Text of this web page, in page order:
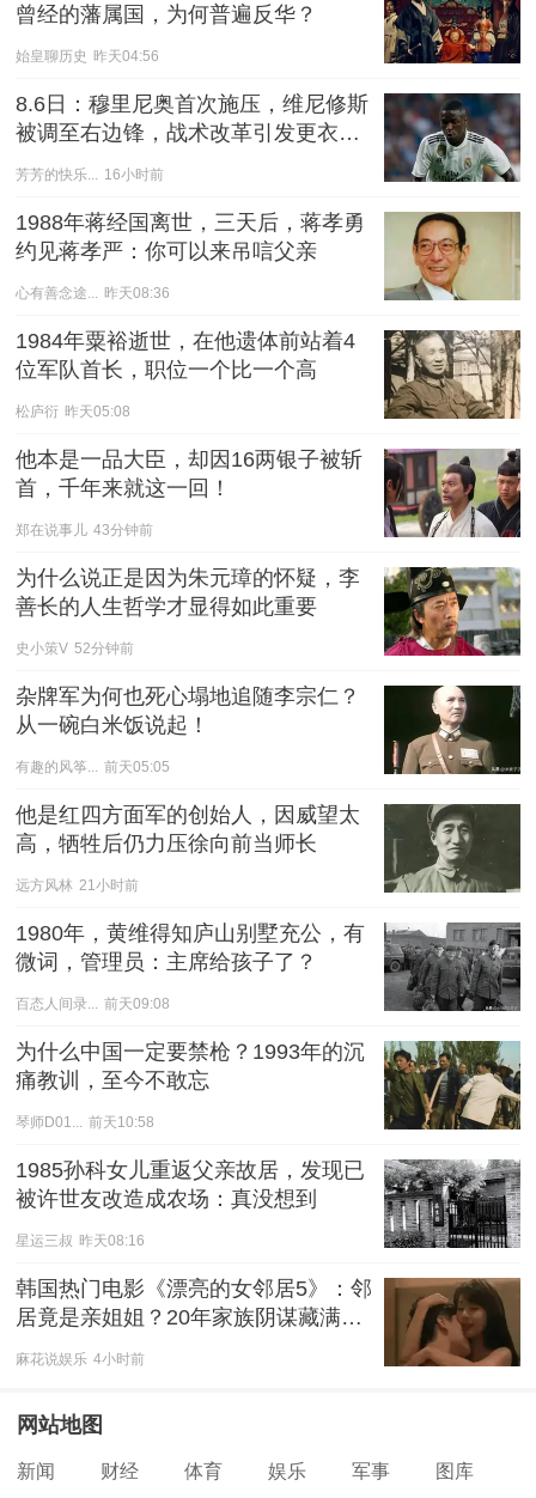
曾经的藩属国，为何普遍反华？
始皇聊历史 昨天04:56
8.6日：穆里尼奥首次施压，维尼修斯
被调至右边锋，战术改革引发更衣室
震荡！背心扔入角落
芳芳的快乐... 16小时前
1988年蒋经国离世，三天后，蒋孝勇
约见蒋孝严：你可以来吊唁父亲
心有善念途... 昨天08:36
1984年粟裕逝世，在他遗体前站着4
位军队首长，职位一个比一个高
松庐衍 昨天05:08
他本是一品大臣，却因16两银子被斩
首，千年来就这一回！
郑在说事儿 43分钟前
为什么说正是因为朱元璋的怀疑，李
善长的人生哲学才显得如此重要
史小策V 52分钟前
杂牌军为何也死心塌地追随李宗仁？
从一碗白米饭说起！
有趣的风筝... 前天05:05
他是红四方面军的创始人，因威望太
高，牺牲后仍力压徐向前当师长
远方风林 21小时前
1980年，黄维得知庐山别墅充公，有
微词，管理员：主席给孩子了？
百态人间录... 前天09:08
为什么中国一定要禁枪？1993年的沉
痛教训，至今不敢忘
琴师D01... 前天10:58
1985孙科女儿重返父亲故居，发现已
被许世友改造成农场：真没想到
星运三叔 昨天08:16
韩国热门电影《漂亮的女邻居5》：邻
居竟是亲姐姐？20年家族阴谋藏满细
节
麻花说娱乐 4小时前
网站地图
新闻 财经 体育 娱乐 军事 图库